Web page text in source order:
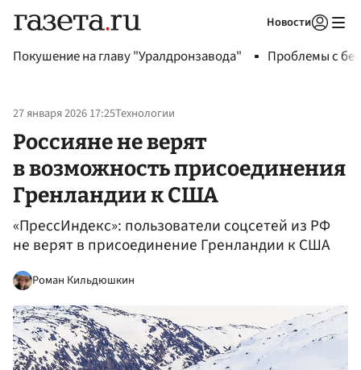
Новости
Покушение на главу "Уралдронзавода" Проблемы с
27 января 2026 17:25Технологии
Россияне не верят
в возможность присоединения
Гренландии к США
«ПрессИндекс»: пользователи соцсетей из РФ
не верят в присоединение Гренландии к США
Роман Кильдюшкин